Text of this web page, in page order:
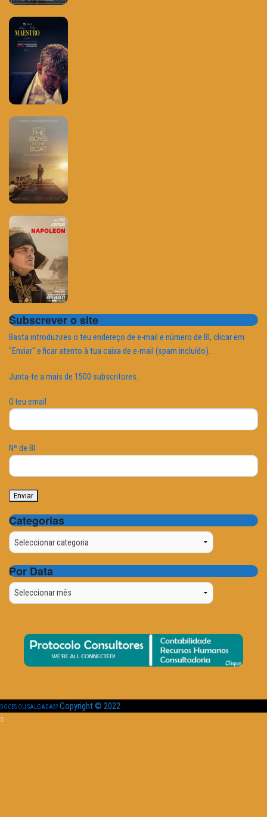
Subscrever o site
Basta introduzires o teu endereço de e-mail e número de BI, clicar em
"Enviar" e ficar atento à tua caixa de e-mail (spam incluído).
Junta-te a mais de 1500 subscritores.
O teu email
Nº de BI
Categorias
Categorias
Por Data
Por
Data
DOCES OU SALGADAS? Copyright © 2022